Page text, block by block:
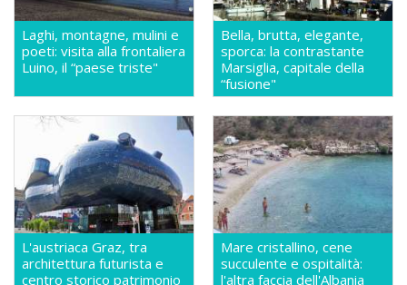
Laghi, montagne, mulini e
poeti: visita alla frontaliera
Luino, il “paese triste"
Bella, brutta, elegante,
sporca: la contrastante
Marsiglia, capitale della
“fusione"
L'austriaca Graz, tra
architettura futurista e
centro storico patrimonio
Mare cristallino, cene
succulente e ospitalità:
l'altra faccia dell'Albania